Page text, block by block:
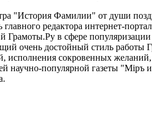
"История Фамилии" от души
редактора интернет-
в сфере
очень достойный стиль работы
сокровенных желаний,
научно-популярной газеты "Мiръ